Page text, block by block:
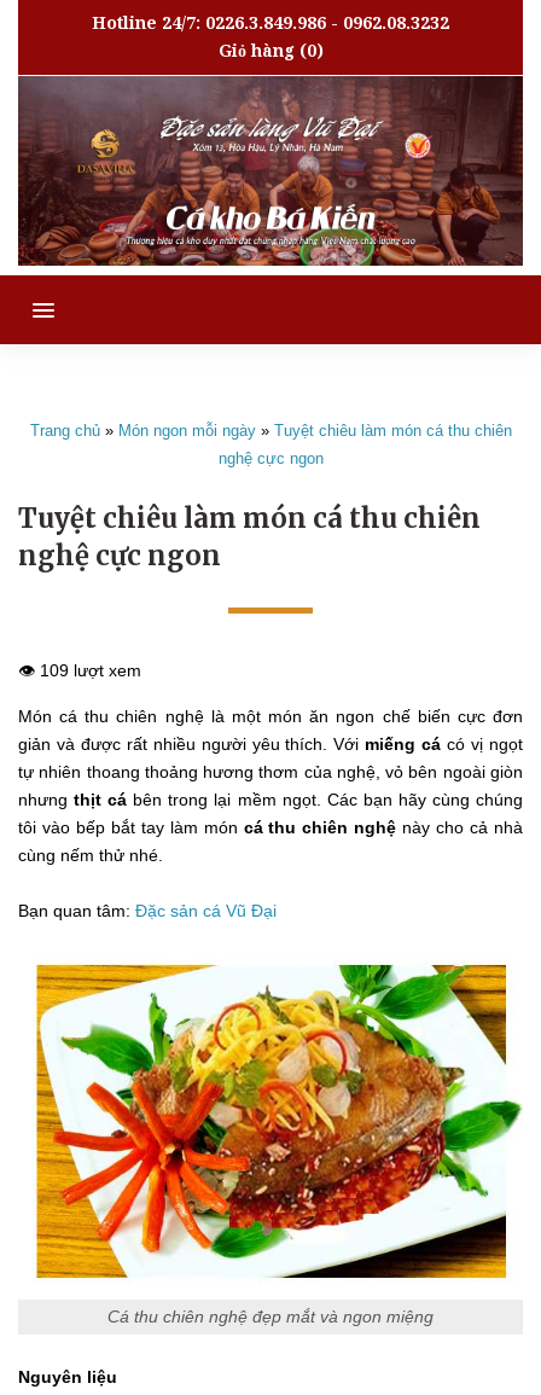
Hotline 24/7: 0226.3.849.986 - 0962.08.3232
Giỏ hàng(0)
MENU
Trang chủ» Món ngon mỗi ngày» Tuyệt chiêu làm món cá thu chiên
nghệ cực ngon
Tuyệt chiêu làm món cá thu chiên
nghệ cực ngon
👁️ 109 lượt xem
Món cá thu chiên nghệ là một món ăn ngon chế biến cực đơn
giản và được rất nhiều người yêu thích. Với miếng cá có vị ngọt
tự nhiên thoang thoảng hương thơm của nghệ, vỏ bên ngoài giòn
nhưngthịt cá bên trong lại mềm ngọt. Các bạn hãy cùng chúng
tôi vào bếp bắt tay làm món cá thu chiên nghệ này cho cả nhà
cùng nếm thử nhé.
Bạn quan tâm: Đặc sản cá Vũ Đại
Cá thu chiên nghệ đẹp mắt và ngon miệng
Nguyên liệu